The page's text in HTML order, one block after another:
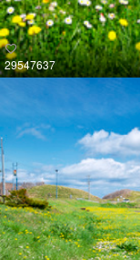
29547637